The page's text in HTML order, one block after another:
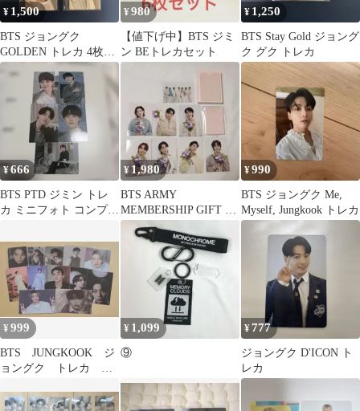
¥ 1,500
BTS ジョングク
GOLDEN トレカ 4枚セ
ット
¥980
【値下げ中】BTS ジミ
ン BEトレカセット
¥ 1,250
BTS Stay Gold ジョング
ク グク トレカ
¥666
BTS PTD ジミン トレ
カ ミニフォト コンプリ
¥ 1,980
BTS ARMY
MEMBERSHIP GIFT ト
レカ８枚 ＆ カードケー
¥990
BTS ジョングク Me,
Myself, Jungkook トレカ
¥999
BTS JUNGKOOK ジ
ョングク トレカ フ
¥ 1,099
⑨
¥777
ジョングク D'ICON ト
レカ